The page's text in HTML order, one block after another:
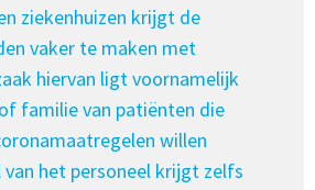
ziekenhuizen krijgt de
vaker te maken met
hiervan ligt voornamelijk
familie van patiënten die
willen
van het personeel krijgt zelfs